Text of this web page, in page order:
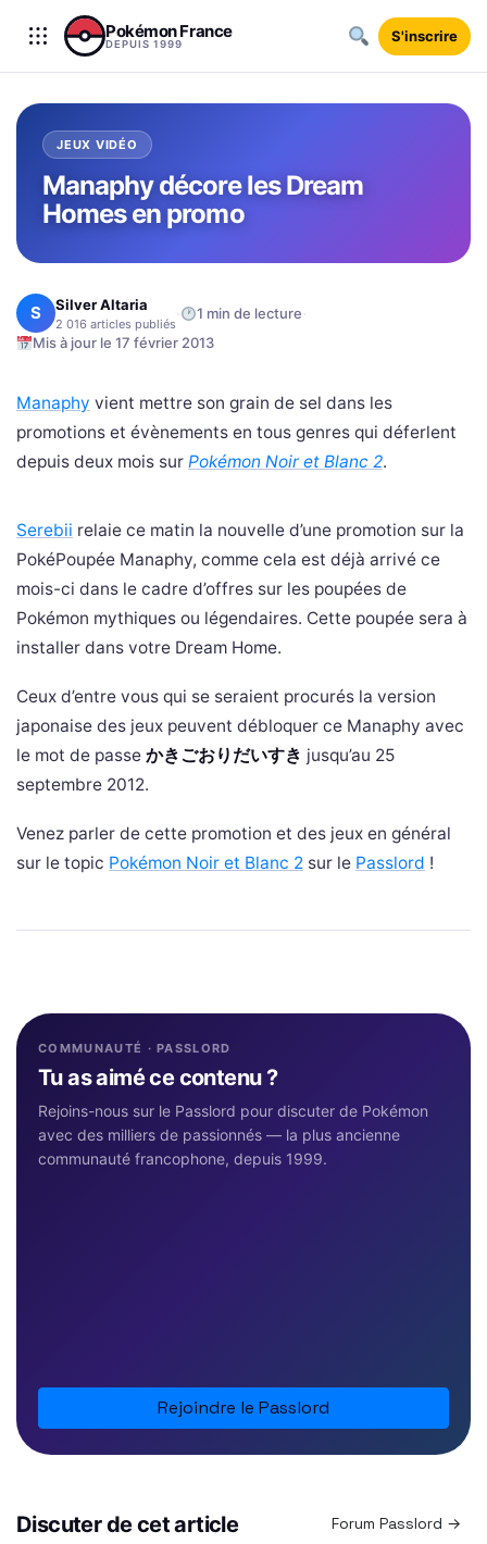
Aller au contenu
Pokémon France
DEPUIS 1999 S'inscrire
JEUX VIDÉO
Manaphy décore les Dream
Homes en promo
S Silver Altaria
2 016 articles publiés · 1 min de lecture·
Mis à jour le 17 février 2013
Manaphy vient mettre son grain de sel dans les
promotions et évènements en tous genres qui déferlent
depuis deux mois sur Pokémon Noir et Blanc 2.
Serebii relaie ce matin la nouvelle d’une promotion sur la
PokéPoupée Manaphy, comme cela est déjà arrivé ce
mois-ci dans le cadre d’offres sur les poupées de
Pokémon mythiques ou légendaires. Cette poupée sera à
installer dans votre Dream Home.
Ceux d’entre vous qui se seraient procurés la version
japonaise des jeux peuvent débloquer ce Manaphy avec
le mot de passe かきごおりだいすき jusqu’au 25
septembre 2012.
Venez parler de cette promotion et des jeux en général
sur le topic Pokémon Noir et Blanc 2 sur le Passlord !
COMMUNAUTÉ · PASSLORD
Tu as aimé ce contenu ?
Rejoins-nous sur le Passlord pour discuter de Pokémon
avec des milliers de passionnés — la plus ancienne
communauté francophone, depuis 1999.
Rejoindre le Passlord
Discuter de cet article Forum Passlord →